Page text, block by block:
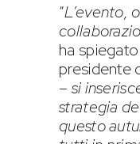
“L’evento,
ha spiegato
presidente
– si
strategia
questo